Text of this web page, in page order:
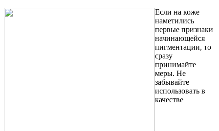
Если на коже
наметились
первые признаки
начинающейся
пигментации, то
сразу
принимайте
меры. Не
забывайте
использовать в
качестве